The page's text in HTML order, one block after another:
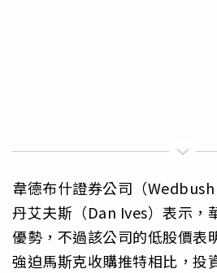
韋德布什證券公司（
丹艾夫斯（Dan Ives）表示，
優勢，不過該公司的低股價表
強迫馬斯克收購推特相比，投